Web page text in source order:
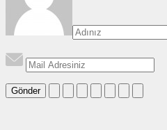
Gönder